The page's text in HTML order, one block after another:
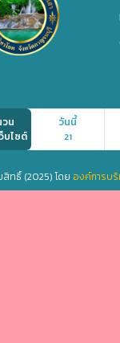
วน
บไซต์
วันนี้
21
ทธิ์ (2025) โดย องค์การบ